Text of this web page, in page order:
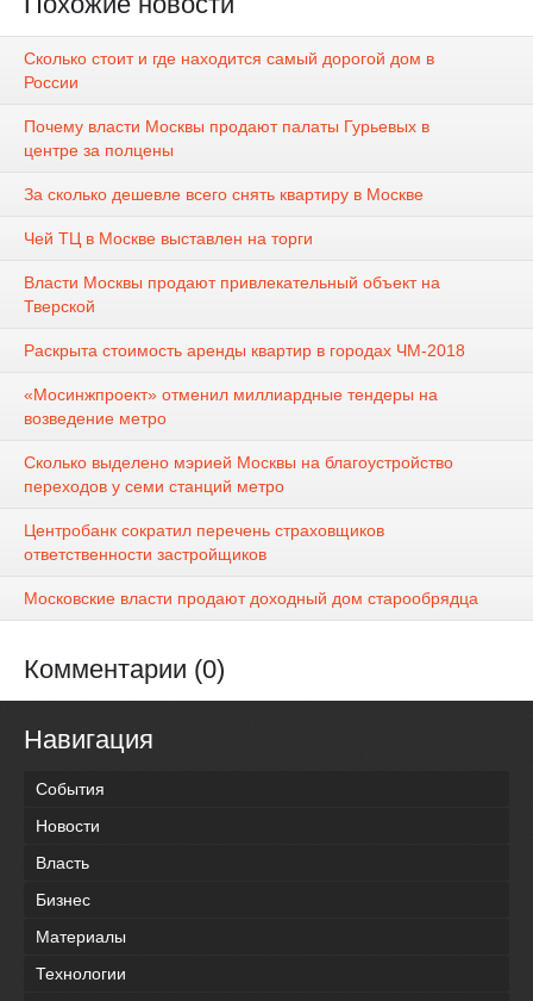
Сколько стоит и где находится самый дорогой дом в
России
Почему власти Москвы продают палаты Гурьевых в
центре за полцены
За сколько дешевле всего снять квартиру в Москве
Чей ТЦ в Москве выставлен на торги
Власти Москвы продают привлекательный объект на
Тверской
Раскрыта стоимость аренды квартир в городах ЧМ-2018
«Мосинжпроект» отменил миллиардные тендеры на
возведение метро
Сколько выделено мэрией Москвы на благоустройство
переходов у семи станций метро
Центробанк сократил перечень страховщиков
ответственности застройщиков
Московские власти продают доходный дом старообрядца
Комментарии (0)
Навигация
События
Новости
Власть
Бизнес
Материалы
Технологии